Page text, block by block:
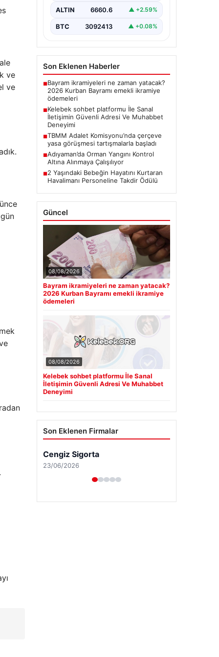
ve
ve
taşımaktadır. Halen çeşitli…
ALTIN 6660.6 ▲ +2.59%
BTC 3092413 ▲ +0.08%
Son Eklenen Haberler
■Bayram ikramiyeleri ne zaman yatacak?
2026 Kurban Bayramı emekli ikramiye
ödemeleri
■Kelebek sohbet platformu İle Sanal
İletişimin Güvenli Adresi Ve Muhabbet
Deneyimi
■TBMM Adalet Komisyonu’nda çerçeve
yasa görüşmesi tartışmalarla başladı
■Adıyaman’da Orman Yangını Kontrol
Altına Alınmaya Çalışılıyor
■2 Yaşındaki Bebeğin Hayatını Kurtaran
Havalimanı Personeline Takdir Ödülü
Güncel
08/08/2026
Bayram ikramiyeleri ne zaman yatacak?
2026 Kurban Bayramı emekli ikramiye
ödemeleri
08/08/2026
Kelebek sohbet platformu İle Sanal
İletişimin Güvenli Adresi Ve Muhabbet
Deneyimi
Son Eklenen Firmalar